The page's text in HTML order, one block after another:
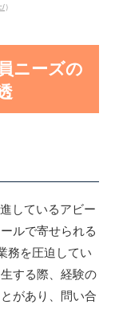
）
ニーズの
しているアビー
ルで寄せられる
務を圧迫してい
する際、経験の
があり、問い合